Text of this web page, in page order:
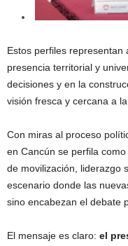
Estos perfiles representan
presencia territorial y
decisiones y en la
visión fresca y cercana a
Con miras al proceso
en Cancún se perfila
de movilización, liderazgo
escenario donde las
sino encabezan el debate
El mensaje es claro: el